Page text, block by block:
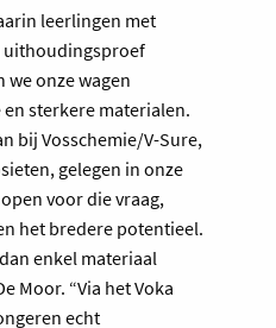
leerlingen met
uithoudingsproef
we onze wagen
sterkere materialen.
bij Vosschemie/V-Sure,
gelegen in onze
voor die vraag,
het bredere potentieel.
enkel materiaal
Moor. “Via het Voka
echt